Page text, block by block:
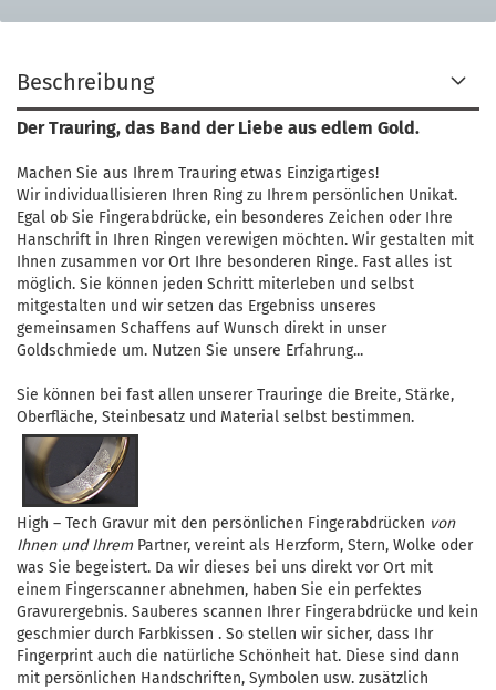
Beschreibung
Der Trauring, das Band der Liebe aus edlem Gold.
Machen Sie aus Ihrem Trauring etwas Einzigartiges!
Wir individuallisieren Ihren Ring zu Ihrem persönlichen Unikat.
Egal ob Sie Fingerabdrücke, ein besonderes Zeichen oder Ihre
Hanschrift in Ihren Ringen verewigen möchten. Wir gestalten mit
Ihnen zusammen vor Ort Ihre besonderen Ringe. Fast alles ist
möglich. Sie können jeden Schritt miterleben und selbst
mitgestalten und wir setzen das Ergebniss unseres
gemeinsamen Schaffens auf Wunsch direkt in unser
Goldschmiede um. Nutzen Sie unsere Erfahrung...
Sie können bei fast allen unserer Trauringe die Breite, Stärke,
Oberfläche, Steinbesatz und Material selbst bestimmen.
High – Tech Gravur mit den persönlichen Fingerabdrücken von
Ihnen und Ihrem Partner, vereint als Herzform, Stern, Wolke oder
was Sie begeistert. Da wir dieses bei uns direkt vor Ort mit
einem Fingerscanner abnehmen, haben Sie ein perfektes
Gravurergebnis. Sauberes scannen Ihrer Fingerabdrücke und kein
geschmier durch Farbkissen . So stellen wir sicher, dass Ihr
Fingerprint auch die natürliche Schönheit hat. Diese sind dann
mit persönlichen Handschriften, Symbolen usw. zusätzlich